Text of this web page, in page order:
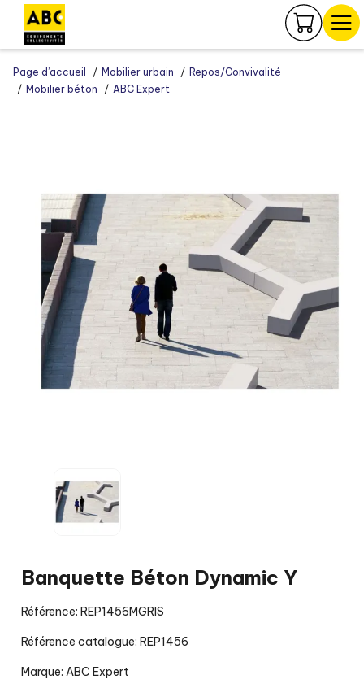
Page d’accueil Mobilier urbain
Repos/Convivalité
Mobilier béton
ABC Expert
Banquette Béton Dynamic Y
Référence: REP1456MGRIS
Référence catalogue: REP1456
Marque: ABC Expert
Panneau de gestion des cookies